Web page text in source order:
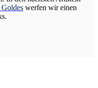
Goldes werfen wir einen